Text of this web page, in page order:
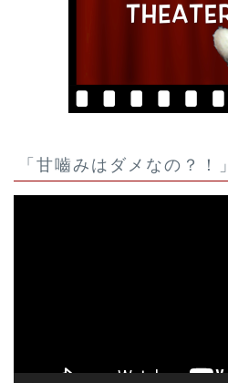
「甘嚙みはダメなの？！」